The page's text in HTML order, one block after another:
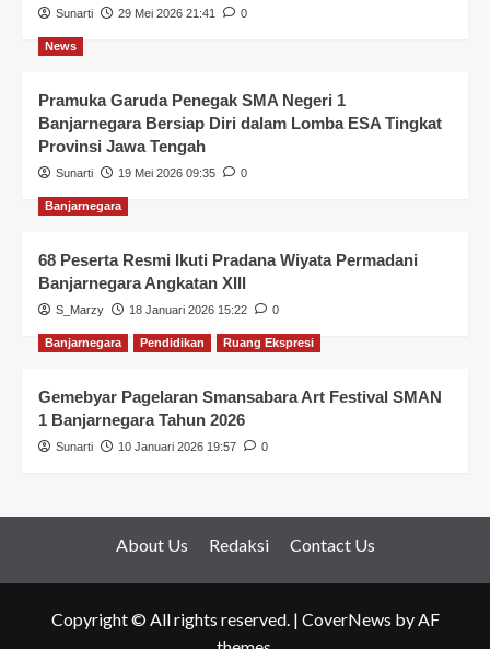
Sunarti 29 Mei 2026 21:41 0
News
Pramuka Garuda Penegak SMA Negeri 1
Banjarnegara Bersiap Diri dalam Lomba ESA Tingkat
Provinsi Jawa Tengah
Sunarti 19 Mei 2026 09:35 0
Banjarnegara
68 Peserta Resmi Ikuti Pradana Wiyata Permadani
Banjarnegara Angkatan XIII
S_Marzy 18 Januari 2026 15:22 0
Banjarnegara Pendidikan Ruang Ekspresi
Gemebyar Pagelaran Smansabara Art Festival SMAN
1 Banjarnegara Tahun 2026
Sunarti 10 Januari 2026 19:57 0
About Us Redaksi Contact Us
Copyright © All rights reserved. | CoverNews by AF